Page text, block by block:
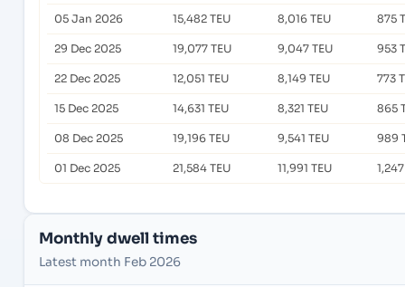
05 Jan 2026 15,482 TEU 8,016 TEU 875
29 Dec 2025 19,077 TEU 9,047 TEU 953
22 Dec 2025 12,051 TEU 8,149 TEU 773
15 Dec 2025 14,631 TEU 8,321 TEU 865
08 Dec 2025 19,196 TEU 9,541 TEU 989
01 Dec 2025 21,584 TEU 11,991 TEU
Monthly dwell times
Latest month Feb 2026